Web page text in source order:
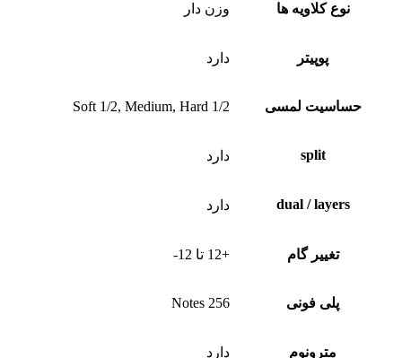
نوع کلاویه ها وزن دار
پوپیتر دارد
حساسیت لمسی Soft 1/2, Medium, Hard 1/2
split دارد
dual / layers دارد
تغییر گام +12 تا 12-
پلی فونی 256 Notes
مترونوم دارد